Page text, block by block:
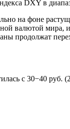
DXY в
на фоне
валютой
продолжат
с 30−40 руб.